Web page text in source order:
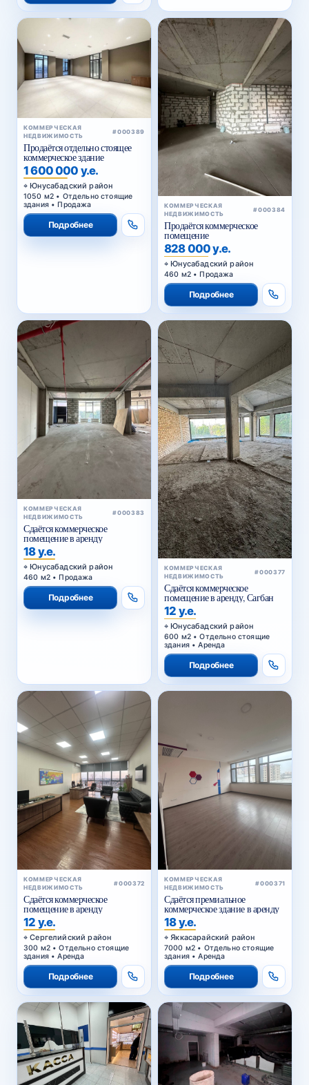
КОММЕРЧЕСКАЯ
НЕДВИЖИМОСТЬ
#000389
Продаётся отдельно стоящее
коммерческое здание
1 600 000 у.е.
Юнусабадский район
1050 м2 • Отдельно стоящие
здания • Продажа
Подробнее
КОММЕРЧЕСКАЯ
НЕДВИЖИМОСТЬ
#000384
Продаётся коммерческое
помещение
828 000 у.е.
Юнусабадский район
460 м2 • Продажа
Подробнее
КОММЕРЧЕСКАЯ
НЕДВИЖИМОСТЬ
#000383
Сдаётся коммерческое
помещение в аренду
18 у.е.
Юнусабадский район
460 м2 • Продажа
Подробнее
КОММЕРЧЕСКАЯ
НЕДВИЖИМОСТЬ
#000377
Сдаётся коммерческое
помещение в аренду, Сагбан
12 у.е.
Юнусабадский район
600 м2 • Отдельно стоящие
здания • Аренда
Подробнее
КОММЕРЧЕСКАЯ
НЕДВИЖИМОСТЬ
#000372
Сдаётся коммерческое
помещение в аренду
12 у.е.
Сергелийский район
300 м2 • Отдельно стоящие
здания • Аренда
Подробнее
КОММЕРЧЕСКАЯ
НЕДВИЖИМОСТЬ
#000371
Сдаётся премиальное
коммерческое здание в аренду
18 у.е.
Яккасарайский район
7000 м2 • Отдельно стоящие
здания • Аренда
Подробнее